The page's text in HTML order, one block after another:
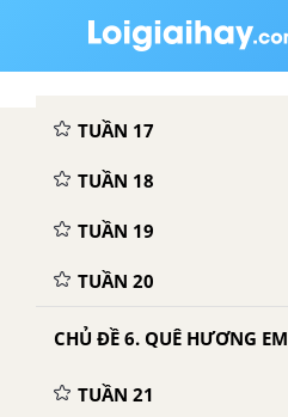
TUẦN 16
TUẦN 17
TUẦN 18
TUẦN 19
TUẦN 20
CHỦ ĐỀ 6. QUÊ HƯƠNG EM
TUẦN 21